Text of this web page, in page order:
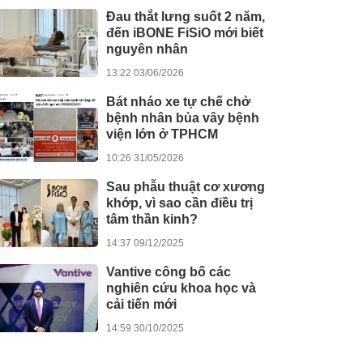
Đau thắt lưng suốt 2 năm,
đến iBONE FiSiO mới biết
nguyên nhân
13:22 03/06/2026
Bát nháo xe tự chế chở
bệnh nhân bủa vây bệnh
viện lớn ở TPHCM
10:26 31/05/2026
Sau phẫu thuật cơ xương
khớp, vì sao cần điều trị
tâm thần kinh?
14:37 09/12/2025
Vantive công bố các
nghiên cứu khoa học và
cải tiến mới
14:59 30/10/2025